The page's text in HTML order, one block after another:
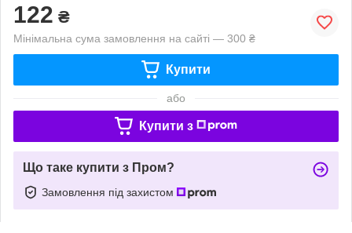
122 ₴
Мінімальна сума замовлення на сайті — 300 ₴
Купити
або
Купити з
Що таке купити з Пром?
Замовлення під захистом